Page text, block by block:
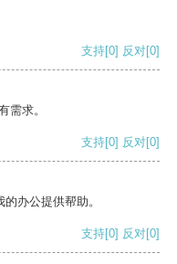
支持[0] 反对[0]
需求。
支持[0] 反对[0]
办公提供帮助。
支持[0] 反对[0]